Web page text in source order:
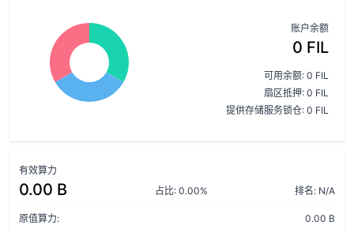
账户余额
0 FIL
可用余额: 0 FIL
扇区抵押: 0 FIL
提供存储服务锁仓: 0 FIL
有效算力
0.00 B 占比: 0.00% 排名: N/A
原值算力:
0.00 B